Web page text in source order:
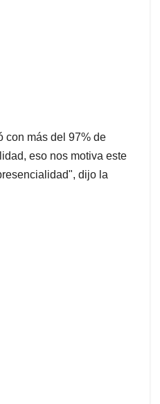
con más del 97% de
eso nos motiva este
dijo la